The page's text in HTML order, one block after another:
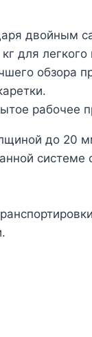
двойным
обзора
рабочее
до 20